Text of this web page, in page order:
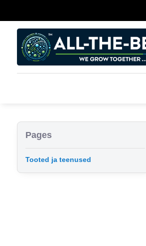
Pages
Tooted ja teenused